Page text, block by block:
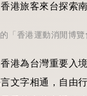
港旅客來台探索
「香港運動消閒博覽
港為台灣重要入
文字相通，自由